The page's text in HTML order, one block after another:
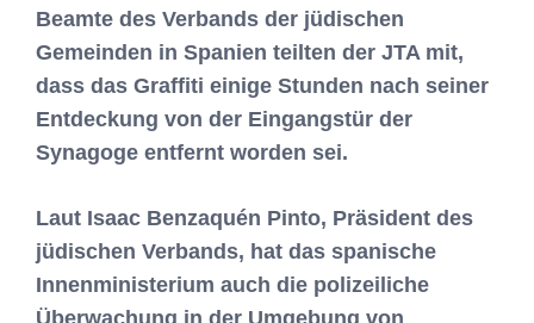
Beamte des Verbands der jüdischen
Gemeinden in Spanien teilten der JTA mit,
dass das Graffiti einige Stunden nach seiner
Entdeckung von der Eingangstür der
Synagoge entfernt worden sei.
Laut Isaac Benzaquén Pinto, Präsident des
jüdischen Verbands, hat das spanische
Innenministerium auch die polizeiliche
Überwachung in der Umgebung von